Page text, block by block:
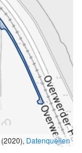
(2020), Datenquellen